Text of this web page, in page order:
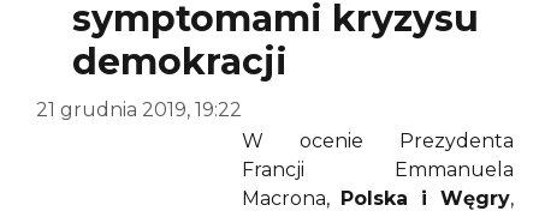
symptomami kryzysu
demokracji
21 grudnia 2019, 19:22
W ocenie Prezydenta
Francji Emmanuela
Macrona, Polska i Węgry,